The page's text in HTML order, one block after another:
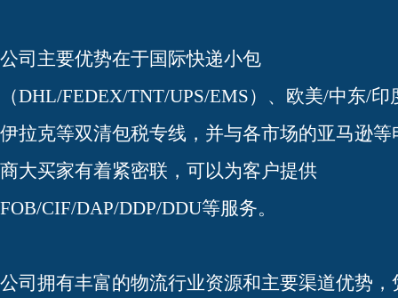
公司主要优势在于国际快递小包
（DHL/FEDEX/TNT/UPS/EMS）、欧美/中东/印
伊拉克等双清包税专线，并与各市场的亚马逊等
商大买家有着紧密联，可以为客户提供
FOB/CIF/DAP/DDP/DDU等服务。
公司拥有丰富的物流行业资源和主要渠道优势，